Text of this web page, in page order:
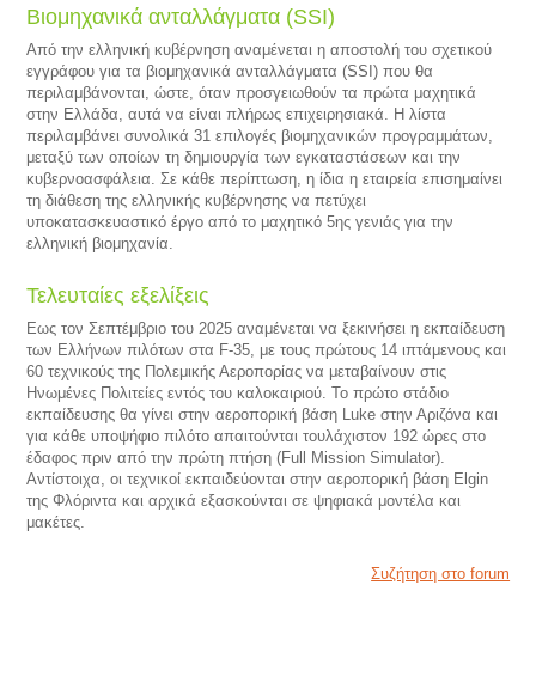
Βιομηχανικά ανταλλάγματα (SSI)
Από την ελληνική κυβέρνηση αναμένεται η αποστολή του σχετικού
εγγράφου για τα βιομηχανικά ανταλλάγματα (SSI) που θα
περιλαμβάνονται, ώστε, όταν προσγειωθούν τα πρώτα μαχητικά
στην Ελλάδα, αυτά να είναι πλήρως επιχειρησιακά. Η λίστα
περιλαμβάνει συνολικά 31 επιλογές βιομηχανικών προγραμμάτων,
μεταξύ των οποίων τη δημιουργία των εγκαταστάσεων και την
κυβερνοασφάλεια. Σε κάθε περίπτωση, η ίδια η εταιρεία επισημαίνει
τη διάθεση της ελληνικής κυβέρνησης να πετύχει
υποκατασκευαστικό έργο από το μαχητικό 5ης γενιάς για την
ελληνική βιομηχανία.
Τελευταίες εξελίξεις
Εως τον Σεπτέμβριο του 2025 αναμένεται να ξεκινήσει η εκπαίδευση
των Ελλήνων πιλότων στα F-35, με τους πρώτους 14 ιπτάμενους και
60 τεχνικούς της Πολεμικής Αεροπορίας να μεταβαίνουν στις
Ηνωμένες Πολιτείες εντός του καλοκαιριού. Το πρώτο στάδιο
εκπαίδευσης θα γίνει στην αεροπορική βάση Luke στην Αριζόνα και
για κάθε υποψήφιο πιλότο απαιτούνται τουλάχιστον 192 ώρες στο
έδαφος πριν από την πρώτη πτήση (Full Mission Simulator).
Αντίστοιχα, οι τεχνικοί εκπαιδεύονται στην αεροπορική βάση Elgin
της Φλόριντα και αρχικά εξασκούνται σε ψηφιακά μοντέλα και
μακέτες.
Συζήτηση στο forum